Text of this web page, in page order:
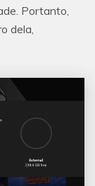
Portanto,
dela,